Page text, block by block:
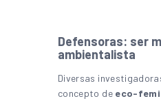
Defensoras: ser
ambientalista
Diversas
concepto de eco-